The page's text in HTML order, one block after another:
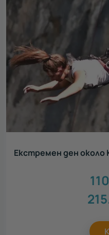
Екстремен ден около